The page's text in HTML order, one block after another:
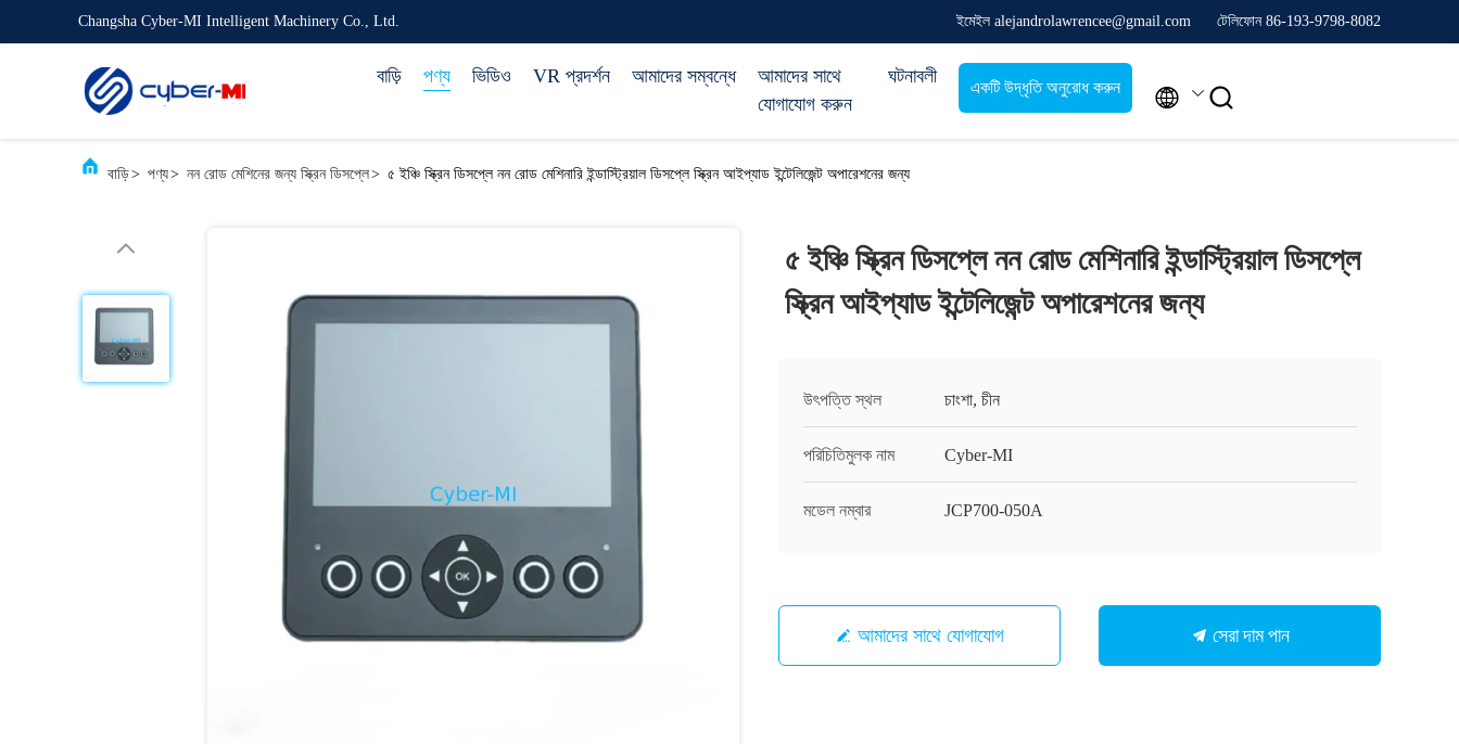
Changsha Cyber-MI Intelligent Machinery Co., Ltd. ইমেইল alejandrolawrencee@gmail.com টেলিফোন 86-193-9798-8082
বাড়ি পণ্য ভিডিও VR প্রদর্শন আমাদের সম্বন্ধে
আমাদের সাথে
যোগাযোগ করুন
ঘটনাবলী
একটি উদ্ধৃতি অনুরোধ করুন  
বাড়ি> পণ্য> নন রোড মেশিনের জন্য স্ক্রিন ডিসপ্লে> ৫ ইঞ্চি স্ক্রিন ডিসপ্লে নন রোড মেশিনারি ইন্ডাস্ট্রিয়াল ডিসপ্লে স্ক্রিন আইপ্যাড ইন্টেলিজেন্ট অপারেশনের জন্য
৫ ইঞ্চি স্ক্রিন ডিসপ্লে নন রোড মেশিনারি ইন্ডাস্ট্রিয়াল ডিসপ্লে
স্ক্রিন আইপ্যাড ইন্টেলিজেন্ট অপারেশনের জন্য
উৎপত্তি স্থল চাংশা, চীন
পরিচিতিমুলক নাম Cyber-MI
মডেল নম্বার JCP700-050A
আমাদের সাথে যোগাযোগ সেরা দাম পান